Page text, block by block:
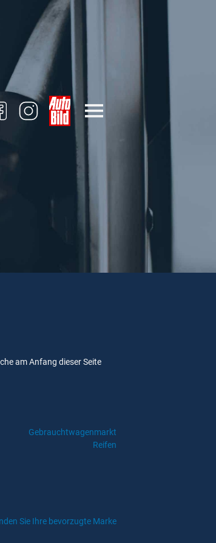
am Anfang dieser Seite
Gebrauchtwagenmarkt
Reifen
Sie Ihre bevorzugte Marke